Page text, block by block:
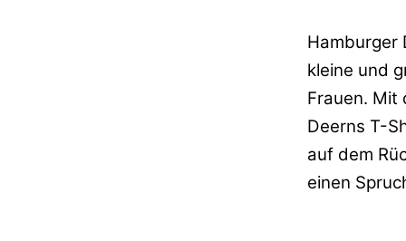
Hamburger
kleine und
Frauen. Mit
Deerns T-
auf dem
einen